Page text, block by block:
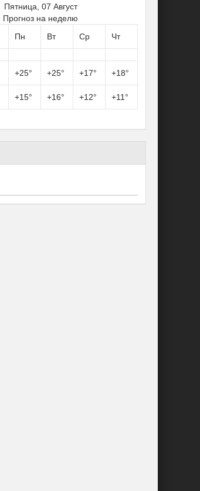
Пятница, 07 Август
Прогноз на неделю
Пн Вт Ср Чт
+25° +25° +17° +18°
+15° +16° +12° +11°